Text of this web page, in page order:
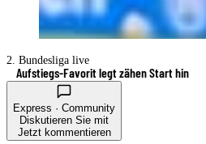
2. Bundesliga live
Aufstiegs-Favorit legt zähen Start hin
Express · Community
Diskutieren Sie mit
Jetzt kommentieren